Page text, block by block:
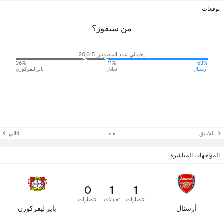
توقعات
من سيفوز؟
إجمالي عدد المصوتين 20,015
53%
أرسنال
11%
تعادل
36%
باير ليفركوزن
السّابق التالي
المواجهات المباشرة
أرسنال
1
انتصارات
1
تعادلات
0
انتصارات
باير ليفركوزن